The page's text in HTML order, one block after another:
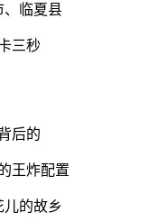
、临夏县
三秒
后的
王炸配置
儿的故乡